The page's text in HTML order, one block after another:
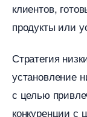
клиентов,
продукты или
Стратегия
установление
с целью
конкуренции с